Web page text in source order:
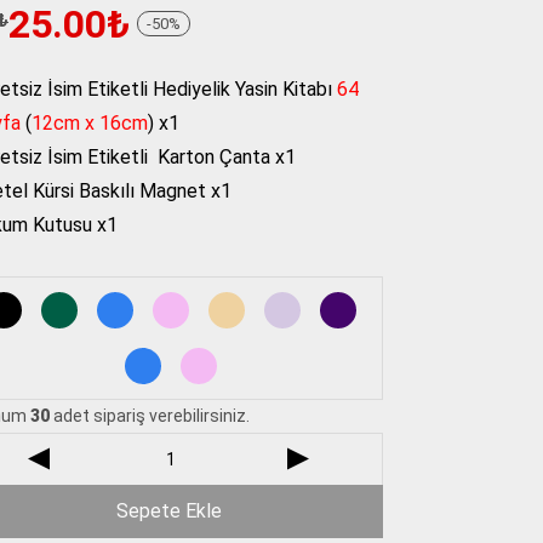
25.00₺ -50%
İsim Etiketli Hediyelik Yasin Kitabı 64
(12cm x 16cm) x1
İsim Etiketli Karton Çanta x1
Kürsi Baskılı Magnet x1
Kutusu x1
30adet sipariş verebilirsiniz.
Sepete Ekle